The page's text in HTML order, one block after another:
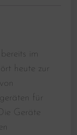
im
heute zur
für
Geräte